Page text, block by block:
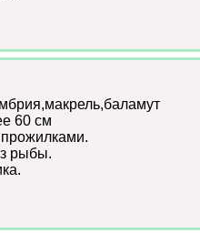
60 см
рыбы.